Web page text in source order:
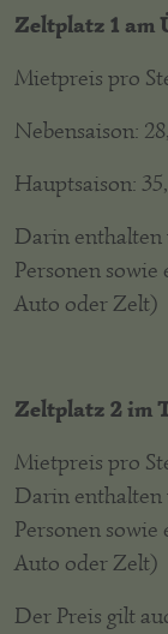
Zeltplatz 1 am
Mietpreis pro
Nebensaison:
Hauptsaison:
Darin enthalten
Personen
Auto oder Zelt)
Zeltplatz 2 im
Mietpreis pro
Darin enthalten
Personen
Auto oder Zelt)
Der Preis gilt